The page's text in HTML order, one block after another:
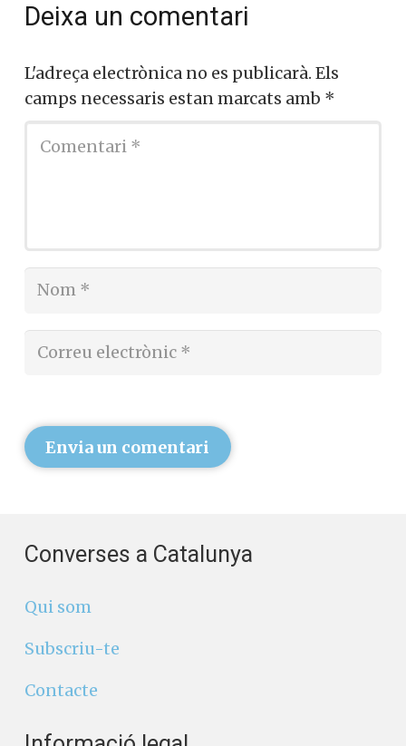
Deixa un comentari
L'adreça electrònica no es publicarà. Els
camps necessaris estan marcats amb *
Envia un comentari
Converses a Catalunya
Qui som
Subscriu-te
Contacte